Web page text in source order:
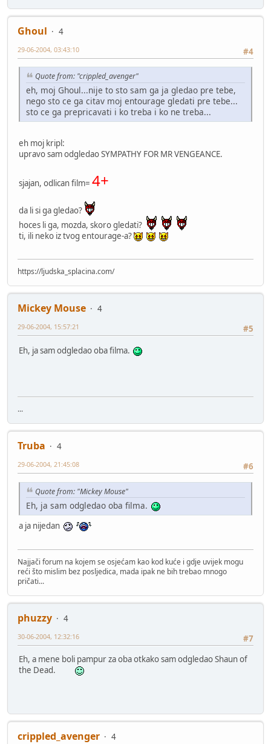
Ghoul
4
#4
29-06-2004, 03:43:10
Quote from: "crippled_avenger"
eh, moj Ghoul...nije to sto sam ga ja gledao pre tebe,
nego sto ce ga citav moj entourage gledati pre tebe...
sto ce ga prepricavati i ko treba i ko ne treba...
eh moj kripl:
upravo sam odgledao SYMPATHY FOR MR VENGEANCE.
sjajan, odlican film= 4+
da li si ga gledao?
hoces li ga, mozda, skoro gledati?
ti, ili neko iz tvog entourage-a?
https://ljudska_splacina.com/
Mickey Mouse
4
#5
29-06-2004, 15:57:21
Eh, ja sam odgledao oba filma.
...
Truba
4
#6
29-06-2004, 21:45:08
Quote from: "Mickey Mouse"
Eh, ja sam odgledao oba filma.
a ja nijedan
Najjači forum na kojem se osjećam kao kod kuće i gdje uvijek mogu
reći što mislim bez posljedica, mada ipak ne bih trebao mnogo
pričati...
phuzzy
4
#7
30-06-2004, 12:32:16
Eh, a mene boli pampur za oba otkako sam odgledao Shaun of
the Dead.
crippled_avenger 4